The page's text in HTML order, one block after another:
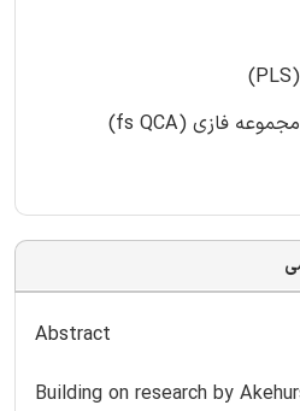
Abstract
Building on research by